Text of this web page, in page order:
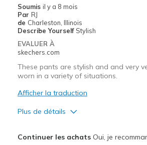
Sizing
View On Shoes
Soumis il y a 8 mois
Par RJ
de Charleston, Illinois
Describe Yourself Stylish
EVALUER À
skechers.com
These pants are stylish and and very
worn in a variety of situations.
Afficher la traduction
Plus de détails
Continuer les achatsOui, je